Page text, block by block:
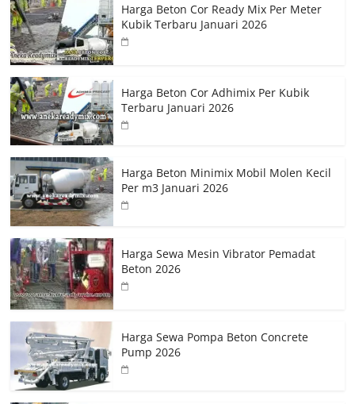
Harga Beton Cor Ready Mix Per Meter
Kubik Terbaru Januari 2026
Harga Beton Cor Adhimix Per Kubik
Terbaru Januari 2026
Harga Beton Minimix Mobil Molen Kecil
Per m3 Januari 2026
Harga Sewa Mesin Vibrator Pemadat
Beton 2026
Harga Sewa Pompa Beton Concrete
Pump 2026